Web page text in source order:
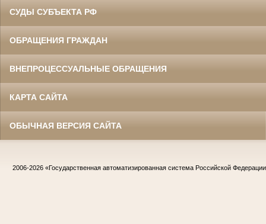
СУДЫ СУБЪЕКТА РФ
ОБРАЩЕНИЯ ГРАЖДАН
ВНЕПРОЦЕССУАЛЬНЫЕ ОБРАЩЕНИЯ
КАРТА САЙТА
ОБЫЧНАЯ ВЕРСИЯ САЙТА
2006-2026 «Государственная автоматизированная система Российской